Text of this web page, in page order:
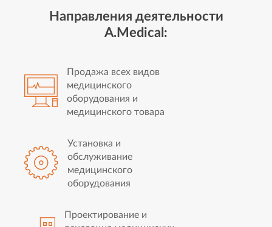
Направления деятельности
A.Medical:
Продажа всех видов
медицинского
оборудования и
медицинского товара
Установка и
обслуживание
медицинского
оборудования
Проектирование и